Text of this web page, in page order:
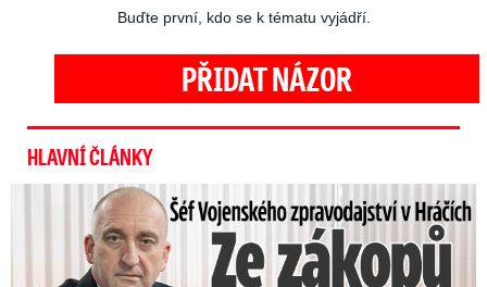
Buďte první, kdo se k tématu vyjádří.
PŘIDAT NÁZOR
HLAVNÍ ČLÁNKY
Šéf Vojenského zpravodajství: Přijdou desetitisíce Ukrajinců